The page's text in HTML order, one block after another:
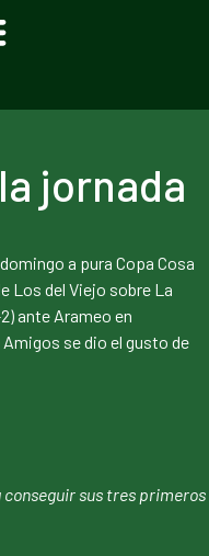
jornada
a pura Copa Cosa
Los del Viejo sobre La
ante Arameo en
se dio el gusto de
sus tres primeros